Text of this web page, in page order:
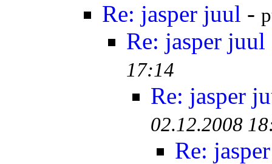
Re: jasper juul -
Re: jasper juul
17:14
Re: jasper
02.12.2008
Re: